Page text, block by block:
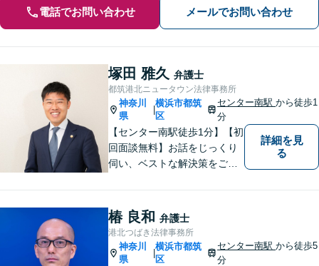
電話でお問い合わせ メールでお問い合わせ
塚田 雅久 弁護士
都筑港北ニュータウン法律事務所
神奈川
県
横浜市都筑
区
センター南駅から徒歩1
分
【センター南駅徒歩1分】【初
回面談無料】お話をじっくり
伺い、ベストな解決策をご一
す。【夜間／休日対応可能】
難解な用語は極力用いずに平
易かつ具体的な説明を心がけ
ていますので、まずは一度お
気軽にご相談頂ければと思い
詳細を見
る
椿 良和 弁護士
港北つばき法律事務所
神奈川
県
横浜市都筑
区
センター南駅から徒歩5
分